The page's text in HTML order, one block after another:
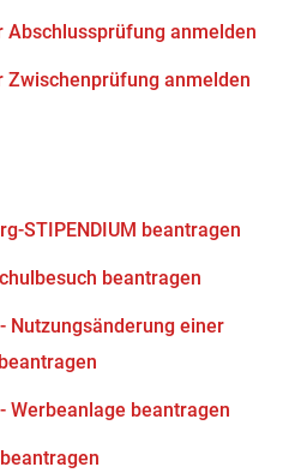
Abschlussprüfung anmelden
Zwischenprüfung anmelden
STIPENDIUM beantragen
beantragen
Nutzungsänderung einer
Werbeanlage beantragen